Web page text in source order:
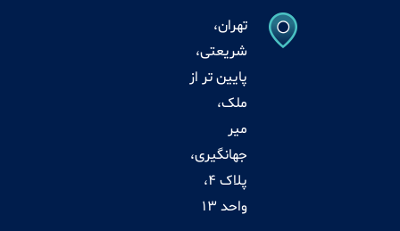
تهران،
شریعتی،
پایین تر از
ملک،
میر
جهانگیری،
پلاک 4،
واحد 13